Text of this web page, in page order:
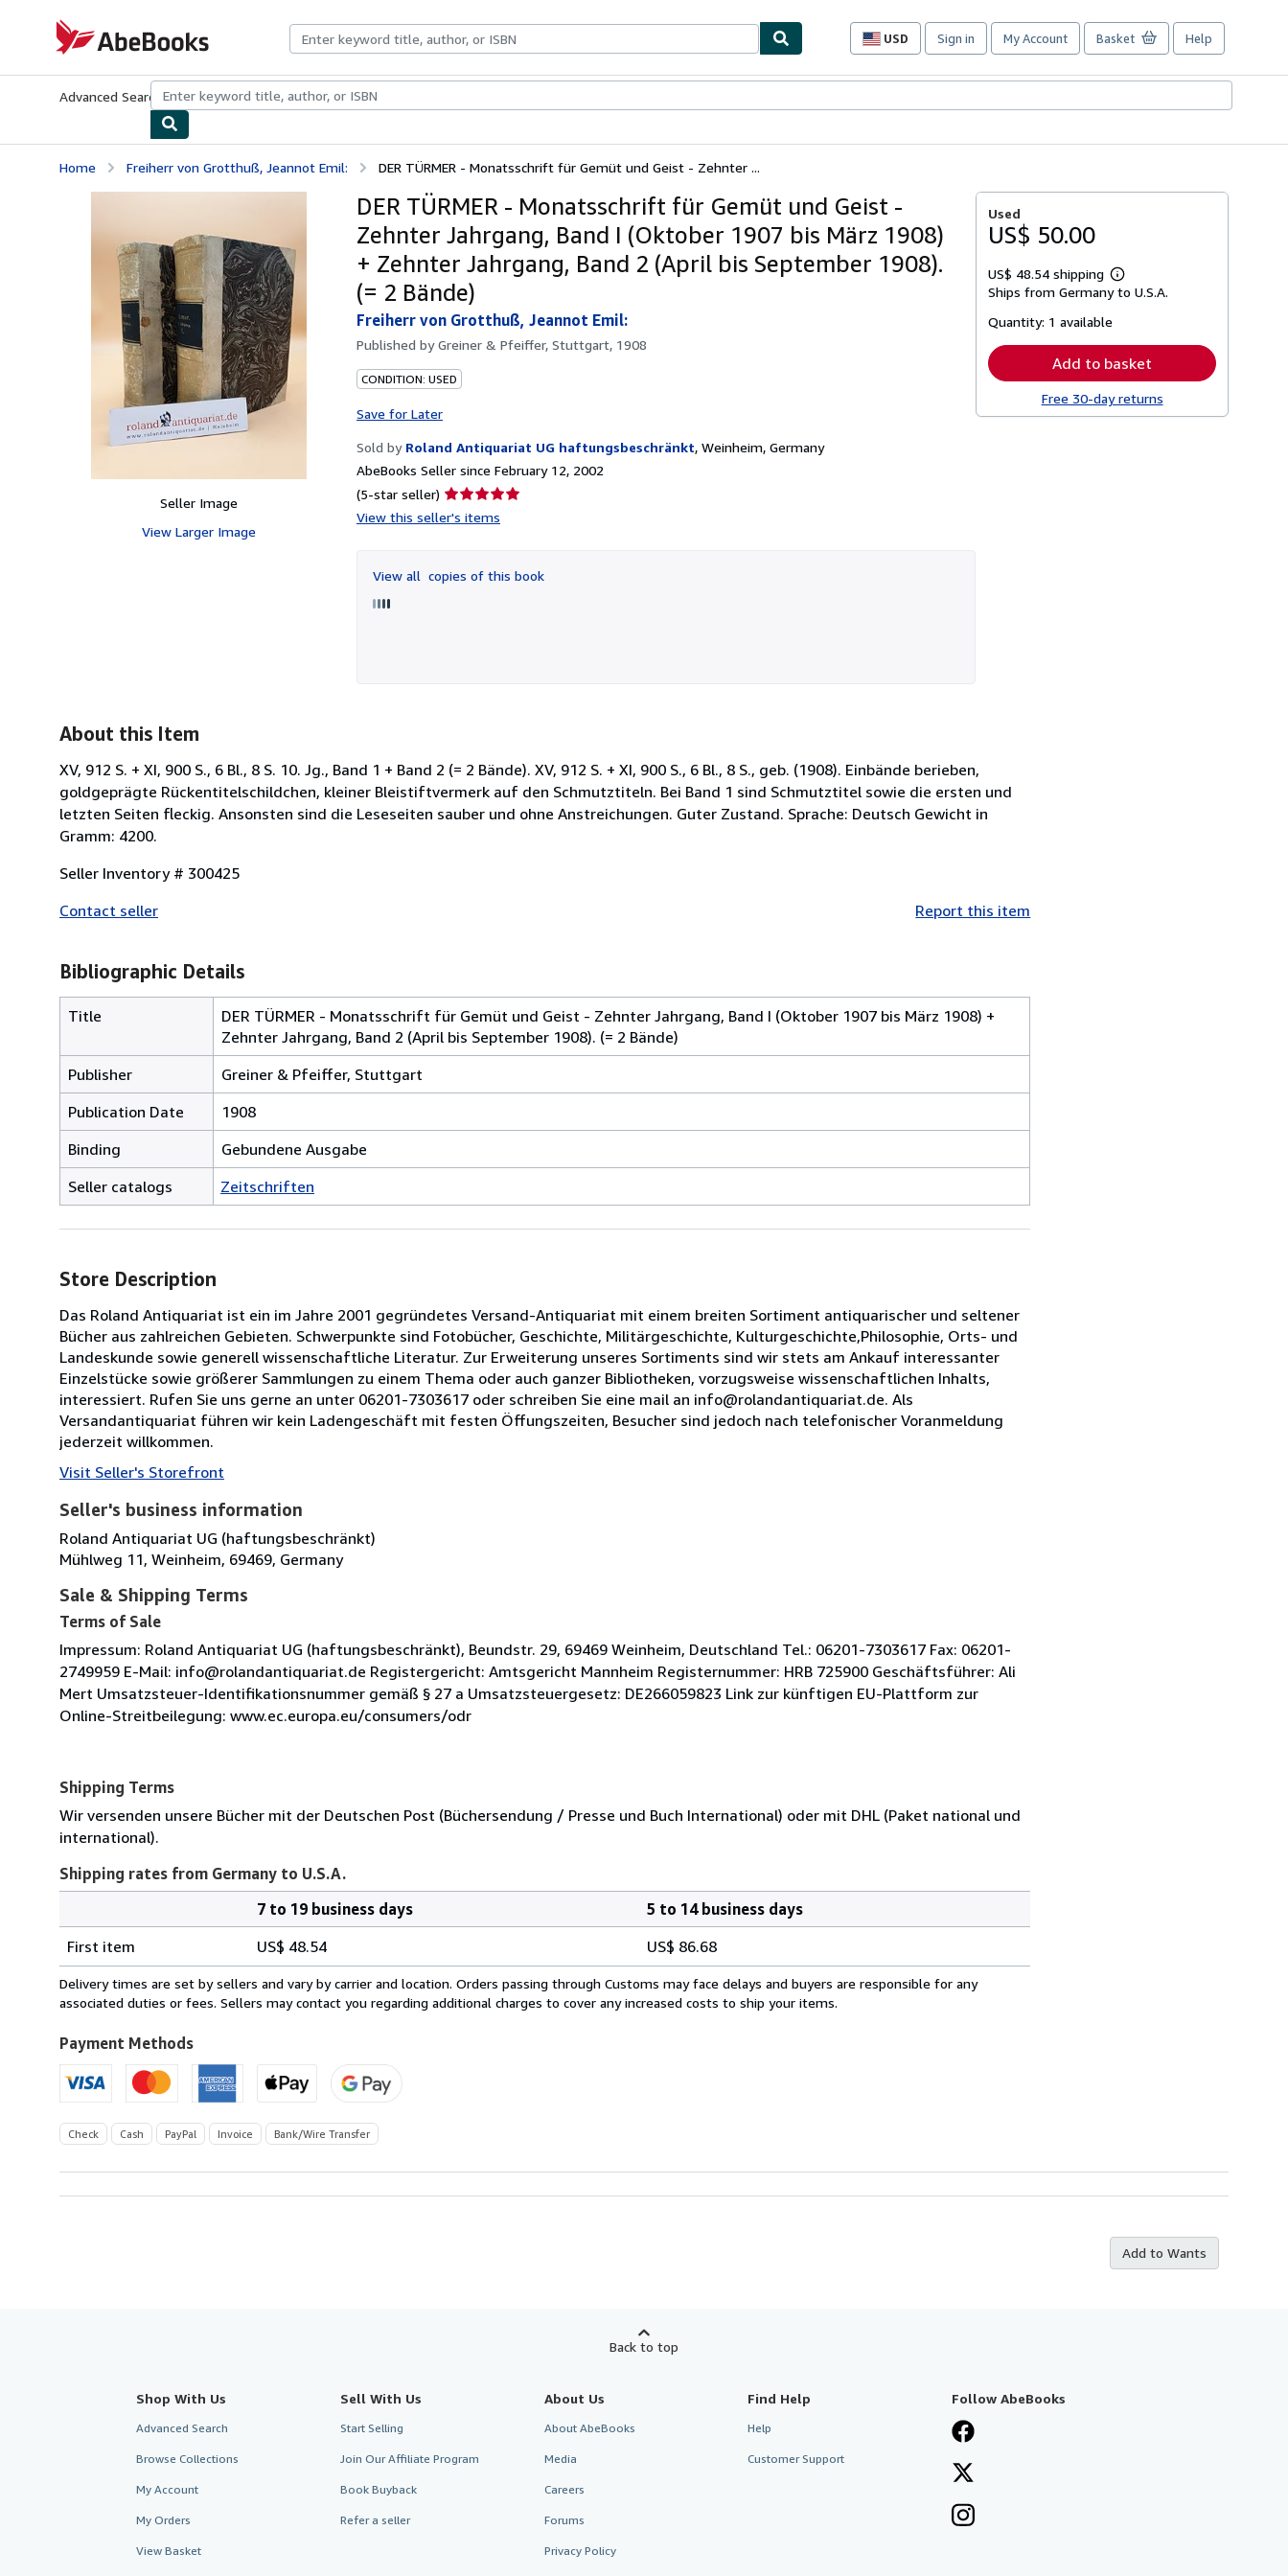
AbeBooks.com
USD
Site
preferences
Sign in My Account Basket Help
Advanced Search Browse CollectionsRare BooksArt & Collectibles
Home Freiherr von Grotthuß, Jeannot Emil: DER TÜRMER - Monatsschrift für Gemüt und Geist - Zehnter ...
Seller Image
View Larger Image
DER TÜRMER - Monatsschrift für Gemüt und Geist -
Zehnter Jahrgang, Band I (Oktober 1907 bis März 1908)
+ Zehnter Jahrgang, Band 2 (April bis September 1908).
(= 2 Bände)
Freiherr von Grotthuß, Jeannot Emil:
Published byGreiner & Pfeiffer, Stuttgart, 1908
CONDITION: USED
Save for Later
Sold by Roland Antiquariat UG haftungsbeschränkt, Weinheim, Germany
AbeBooks Seller since February 12, 2002
(5-star seller) Seller
rating
of
5
View this seller's items
View all copies of this book
Used
US$ 50.00
US$ 48.54 shipping
Learn
more
Ships from Germany to U.S.A.
Quantity: 1 available
Add to basket
Free 30-day returns
About this Item
XV, 912 S. + XI, 900 S., 6 Bl., 8 S. 10. Jg., Band 1 + Band 2 (= 2 Bände). XV, 912 S. + XI, 900 S., 6 Bl., 8 S., geb. (1908). Einbände berieben,
goldgeprägte Rückentitelschildchen, kleiner Bleistiftvermerk auf den Schmutztiteln. Bei Band 1 sind Schmutztitel sowie die ersten und
letzten Seiten fleckig. Ansonsten sind die Leseseiten sauber und ohne Anstreichungen. Guter Zustand. Sprache: Deutsch Gewicht in
Gramm: 4200.
Seller Inventory # 300425
Contact seller
Report this item
Bibliographic Details
Title
DER TÜRMER - Monatsschrift für Gemüt und Geist - Zehnter Jahrgang, Band I (Oktober 1907 bis März 1908) +
Zehnter Jahrgang, Band 2 (April bis September 1908). (= 2 Bände)
Publisher
Greiner & Pfeiffer, Stuttgart
Publication Date
1908
Binding
Gebundene Ausgabe
Seller catalogs
Zeitschriften
Store Description
Das Roland Antiquariat ist ein im Jahre 2001 gegründetes Versand-Antiquariat mit einem breiten Sortiment antiquarischer und seltener
Bücher aus zahlreichen Gebieten. Schwerpunkte sind Fotobücher, Geschichte, Militärgeschichte, Kulturgeschichte,Philosophie, Orts- und
Landeskunde sowie generell wissenschaftliche Literatur. Zur Erweiterung unseres Sortiments sind wir stets am Ankauf interessanter
Einzelstücke sowie größerer Sammlungen zu einem Thema oder auch ganzer Bibliotheken, vorzugsweise wissenschaftlichen Inhalts,
interessiert. Rufen Sie uns gerne an unter 06201-7303617 oder schreiben Sie eine mail an info@rolandantiquariat.de. Als
Versandantiquariat führen wir kein Ladengeschäft mit festen Öffungszeiten, Besucher sind jedoch nach telefonischer Voranmeldung
jederzeit willkommen.
Visit Seller's Storefront
Seller's business information
Roland Antiquariat UG (haftungsbeschränkt)
Mühlweg 11, Weinheim, 69469, Germany
Sale & Shipping Terms
Terms of Sale
Impressum: Roland Antiquariat UG (haftungsbeschränkt), Beundstr. 29, 69469 Weinheim, Deutschland Tel.: 06201-7303617 Fax: 06201-
2749959 E-Mail: info@rolandantiquariat.de Registergericht: Amtsgericht Mannheim Registernummer: HRB 725900 Geschäftsführer: Ali
Mert Umsatzsteuer-Identifikationsnummer gemäß § 27 a Umsatzsteuergesetz: DE266059823 Link zur künftigen EU-Plattform zur
Online-Streitbeilegung: www.ec.europa.eu/consumers/odr
Shipping Terms
Wir versenden unsere Bücher mit der Deutschen Post (Büchersendung / Presse und Buch International) oder mit DHL (Paket national und
international).
Shipping rates from Germany to U.S.A.
rates
from
Germany
U.S.A.
7 to 19 business days
5 to 14 business days
First item
US$ 48.54 US$ 86.68
Delivery times are set by sellers and vary by carrier and location. Orders passing through Customs may face delays and buyers are responsible for any
associated duties or fees. Sellers may contact you regarding additional charges to cover any increased costs to ship your items.
Payment Methods
Check Cash PayPal Invoice Bank/Wire Transfer
Add to Wants
Back to top
Shop With Us
Advanced Search
Browse Collections
My Account
My Orders
View Basket
Sell With Us
Start Selling
Join Our Affiliate Program
Book Buyback
Refer a seller
About Us
About AbeBooks
Media
Careers
Forums
Privacy Policy
Find Help
Help
Customer Support
Follow AbeBooks